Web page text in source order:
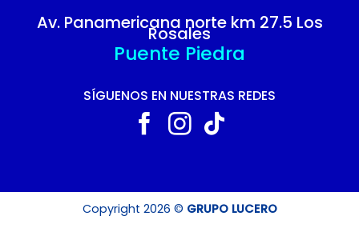
Av. Panamericana norte km 27.5 Los
Rosales
Puente Piedra
SÍGUENOS EN NUESTRAS REDES
Copyright 2026 © GRUPO LUCERO